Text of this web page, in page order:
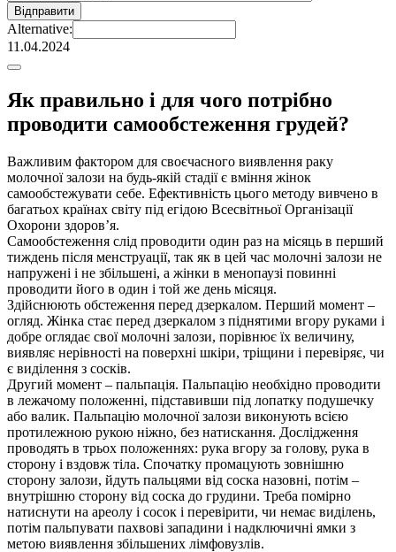
Alternative:
11.04.2024
Як правильно і для чого потрібно
проводити самообстеження грудей?
Важливим фактором для своєчасного виявлення раку
молочної залози на будь-якій стадії є вміння жінок
самообстежувати себе. Ефективність цього методу вивчено в
багатьох країнах світу під егідою Всесвітньої Організації
Охорони здоров’я.
Самообстеження слід проводити один раз на місяць в перший
тиждень після менструації, так як в цей час молочні залози не
напружені і не збільшені, а жінки в менопаузі повинні
проводити його в один і той же день місяця.
Здійснюють обстеження перед дзеркалом. Перший момент –
огляд. Жінка стає перед дзеркалом з піднятими вгору руками і
добре оглядає свої молочні залози, порівнює їх величину,
виявляє нерівності на поверхні шкіри, тріщини і перевіряє, чи
є виділення з сосків.
Другий момент – пальпація. Пальпацію необхідно проводити
в лежачому положенні, підставивши під лопатку подушечку
або валик. Пальпацію молочної залози виконують всією
протилежною рукою ніжно, без натискання. Дослідження
проводять в трьох положеннях: рука вгору за голову, рука в
сторону і вздовж тіла. Спочатку промацують зовнішню
сторону залози, йдуть пальцями від соска назовні, потім –
внутрішню сторону від соска до грудини. Треба помірно
натиснути на ареолу і сосок і перевірити, чи немає виділень,
потім пальпувати пахвові западини і надключичні ямки з
метою виявлення збільшених лімфовузлів.